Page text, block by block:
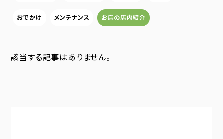
おでかけ メンテナンス お店の店内紹介
該当する記事はありません。